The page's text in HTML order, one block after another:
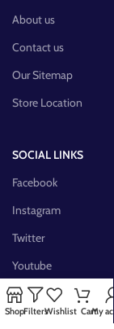
About us
Contact us
Our Sitemap
Store Location
SOCIAL LINKS
Facebook
Instagram
Twitter
Youtube
Pinterest
FB Group
ShopFiltersWishlist CartMy